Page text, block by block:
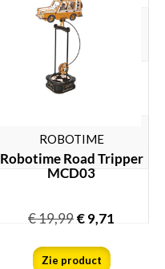
ROBOTIME
Robotime Road Tripper
MCD03
€19,99€9,71
Zie product